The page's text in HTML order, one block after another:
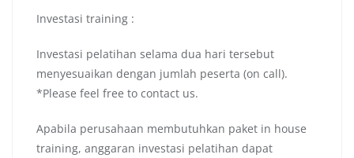
Investasi training :
Investasi pelatihan selama dua hari tersebut
menyesuaikan dengan jumlah peserta (on call).
*Please feel free to contact us.
Apabila perusahaan membutuhkan paket in house
training, anggaran investasi pelatihan dapat